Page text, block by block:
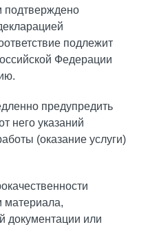
подтверждено
подлежит
Федерации
предупредить
него указаний
(оказание услуги)
материала,
документации или